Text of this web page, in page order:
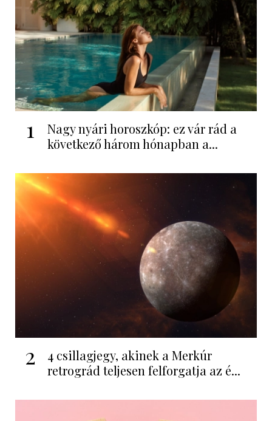
1
Nagy nyári horoszkóp: ez vár rád a
következő három hónapban a...
2
4 csillagjegy, akinek a Merkúr
retrográd teljesen felforgatja az é...